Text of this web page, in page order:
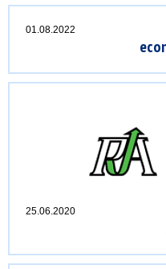
01.08.2022
25.06.2020